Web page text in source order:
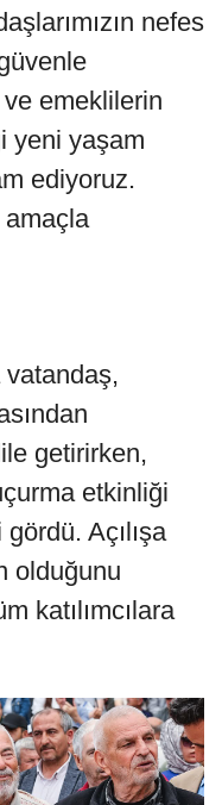
nefes
emeklilerin
yeni yaşam
ediyoruz.
amaçla
vatandaş,
getirirken,
etkinliği
Açılışa
olduğunu
katılımcılara